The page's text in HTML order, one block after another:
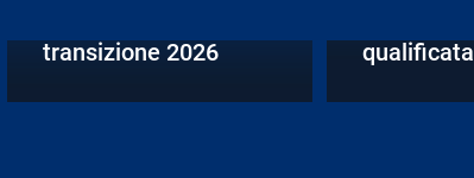
transizione 2026
qualificata